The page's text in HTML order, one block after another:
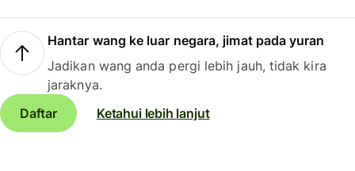
Hantar wang ke luar negara, jimat pada yuran
Jadikan wang anda pergi lebih jauh, tidak kira
jaraknya.
Daftar
Ketahui lebih lanjut